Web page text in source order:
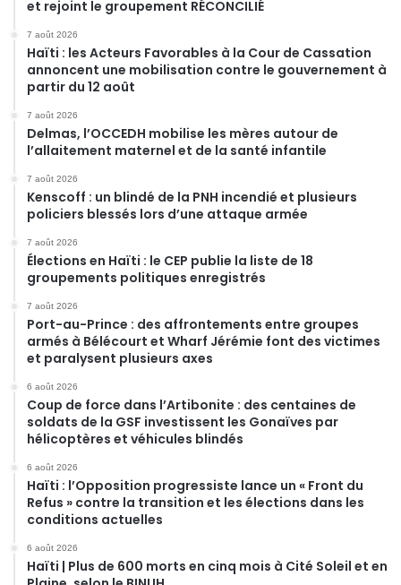
et rejoint le groupement RÉCONCILIÉ
7 août 2026
Haïti : les Acteurs Favorables à la Cour de Cassation
annoncent une mobilisation contre le gouvernement à
partir du 12 août
7 août 2026
Delmas, l’OCCEDH mobilise les mères autour de
l’allaitement maternel et de la santé infantile
7 août 2026
Kenscoff : un blindé de la PNH incendié et plusieurs
policiers blessés lors d’une attaque armée
7 août 2026
Élections en Haïti : le CEP publie la liste de 18
groupements politiques enregistrés
7 août 2026
Port-au-Prince : des affrontements entre groupes
armés à Bélécourt et Wharf Jérémie font des victimes
et paralysent plusieurs axes
6 août 2026
Coup de force dans l’Artibonite : des centaines de
soldats de la GSF investissent les Gonaïves par
hélicoptères et véhicules blindés
6 août 2026
Haïti : l’Opposition progressiste lance un « Front du
Refus » contre la transition et les élections dans les
conditions actuelles
6 août 2026
Haïti | Plus de 600 morts en cinq mois à Cité Soleil et en